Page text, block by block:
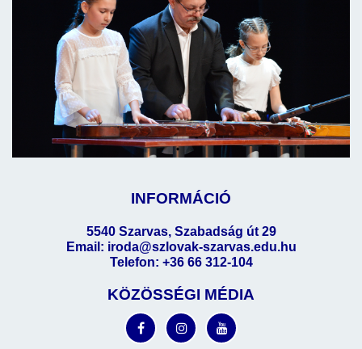
INFORMÁCIÓ
5540 Szarvas, Szabadság út 29
Email: iroda@szlovak-szarvas.edu.hu
Telefon: +36 66 312-104
KÖZÖSSÉGI MÉDIA